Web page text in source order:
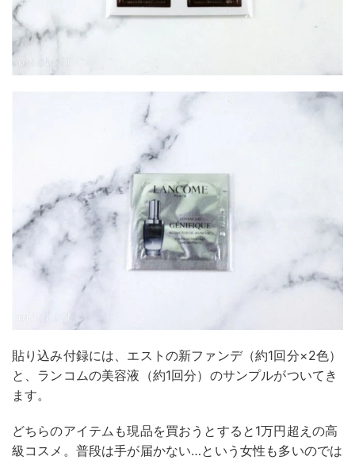
貼り込み付録には、エストの新ファンデ（約1回分×2色）
と、ランコムの美容液（約1回分）のサンプルがついてき
ます。
どちらのアイテムも現品を買おうとすると1万円超えの高
級コスメ。普段は手が届かない…という女性も多いのでは